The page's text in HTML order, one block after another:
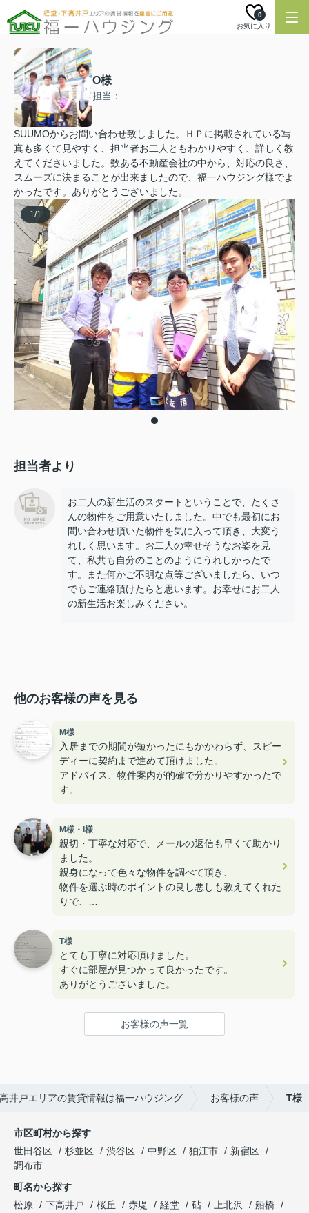
お気に入り
0
O様
担当：
SUUMOからお問い合わせ致しました。ＨＰに掲載されている写
真も多くて見やすく、担当者お二人ともわかりやすく、詳しく教
えてくださいました。数ある不動産会社の中から、対応の良さ、
スムーズに決まることが出来ましたので、福一ハウジング様でよ
かったです。ありがとうございました。
1/1
担当者より
お二人の新生活のスタートということで、たくさ
んの物件をご用意いたしました。中でも最初にお
問い合わせ頂いた物件を気に入って頂き、大変う
れしく思います。お二人の幸せそうなお姿を見
て、私共も自分のことのようにうれしかったで
す。また何かご不明な点等ございましたら、いつ
でもご連絡頂けたらと思います。お幸せにお二人
の新生活お楽しみください。
他のお客様の声を見る
M様
入居までの期間が短かったにもかかわらず、スピー
ディーに契約まで進めて頂けました。
アドバイス、物件案内が的確で分かりやすかったで
す。
M様・I様
親切・丁寧な対応で、メールの返信も早くて助かり
ました。
親身になって色々な物件を調べて頂き、
物件を選ぶ時のポイントの良し悪しも教えてくれた
りで、
ユニークなスタッフさんも多くて楽しかったです！
T様
とても丁寧に対応頂けました。
すぐに部屋が見つかって良かったです。
ありがとうございました。
お客様の声一覧
井戸エリアの賃貸情報は福一ハウジング お客様の声 T様
市区町村から探す
世田谷区
杉並区 渋谷区 中野区 狛江市
新宿区
調布市
町名から探す
松原
下高井戸 桜丘 赤堤 経堂 砧 上北沢
船橋